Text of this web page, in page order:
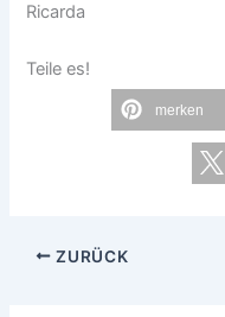
Ricarda
Teile es!
merken
ZURÜCK